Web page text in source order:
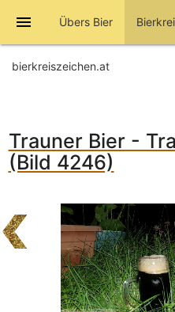
menu Übers Bier
bierkreiszeichen.at
Trauner Bier -
(Bild 4246)